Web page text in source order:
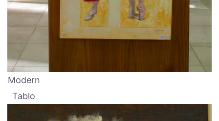
Modern
Tablo